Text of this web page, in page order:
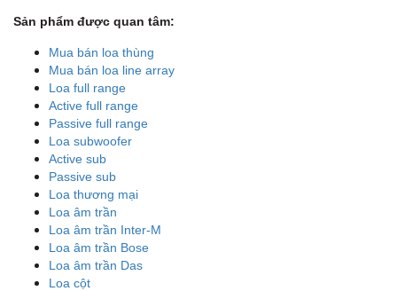
Sản phẩm được quan tâm:
Mua bán loa thùng
Mua bán loa line array
Loa full range
Active full range
Passive full range
Loa subwoofer
Active sub
Passive sub
Loa thương mại
Loa âm trần
Loa âm trần Inter-M
Loa âm trần Bose
Loa âm trần Das
Loa cột